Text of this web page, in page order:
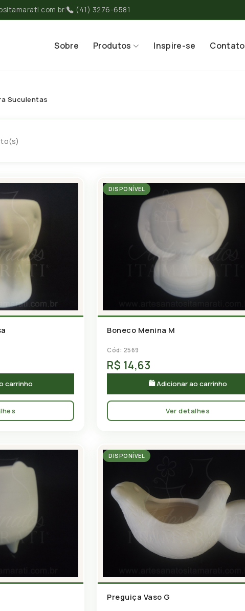
| (41) 3276-6581
Sobre Produtos Inspire-se Contato
Suculentas
carrinho
DISPONÍVEL
Boneco Menina M
Cód: 2569
R$ 14,63
🛍 Adicionar ao carrinho
Ver detalhes
DISPONÍVEL
Preguiça Vaso G